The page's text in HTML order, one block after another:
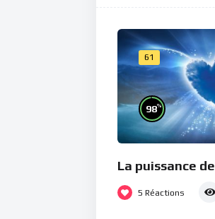
61
98%
La puissance
5 Réactions